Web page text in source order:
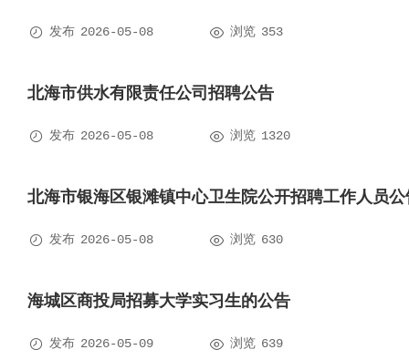
 发布 2026-05-08  浏览 353
北海市供水有限责任公司招聘公告
 发布 2026-05-08  浏览 1320
北海市银海区银滩镇中心卫生院公开招聘工作人员公
 发布 2026-05-08  浏览 630
海城区商投局招募大学实习生的公告
 发布 2026-05-09  浏览 639